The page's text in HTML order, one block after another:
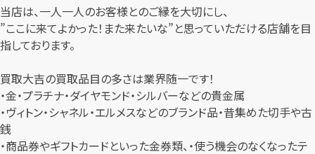
当店は、一人一人のお客様とのご縁を大切にし、
”ここに来てよかった！また来たいな”と思っていただける店舗を目
指しております。
買取大吉の買取品目の多さは業界随一です！
・金・プラチナ・ダイヤモンド・シルバーなどの貴金属
・ヴィトン・シャネル・エルメスなどのブランド品・昔集めた切手や古
銭
・商品券やギフトカードといった金券類、・使う機会のなくなったテ